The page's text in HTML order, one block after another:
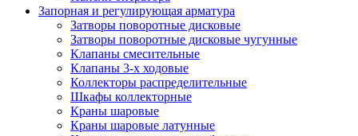
Запорная и регулирующая арматура
Затворы поворотные дисковые
Затворы поворотные дисковые чугунные
Клапаны смесительные
Клапаны 3-х ходовые
Коллекторы распределительные
Шкафы коллекторные
Краны шаровые
Краны шаровые латунные